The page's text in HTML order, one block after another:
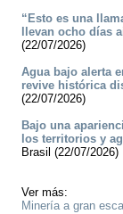
“Esto es una
llevan ocho días
(22/07/2026)
Agua bajo alerta
revive histórica
(22/07/2026)
Bajo una
los territorios y
Brasil (22/07/2026)
Ver más:
Minería a gran